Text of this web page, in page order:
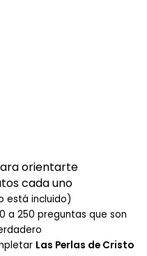
orientarte
cada uno
está incluido)
a 250 preguntas que son
Las Perlas de Cristo